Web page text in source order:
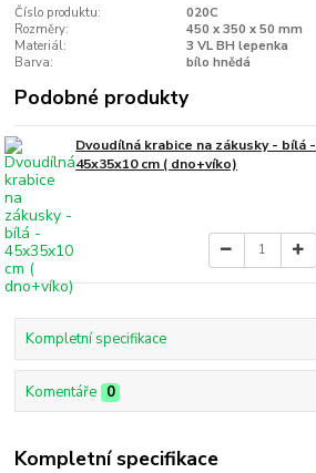
Číslo produktu:
020C
Rozměry:
450 x 350 x 50 mm
Materiál:
3 VL BH lepenka
Barva:
bílo hnědá
Podobné produkty
Dvoudílná krabice na zákusky - bílá -
45x35x10 cm ( dno+víko)
Kompletní specifikace
Komentáře 0
Kompletní specifikace